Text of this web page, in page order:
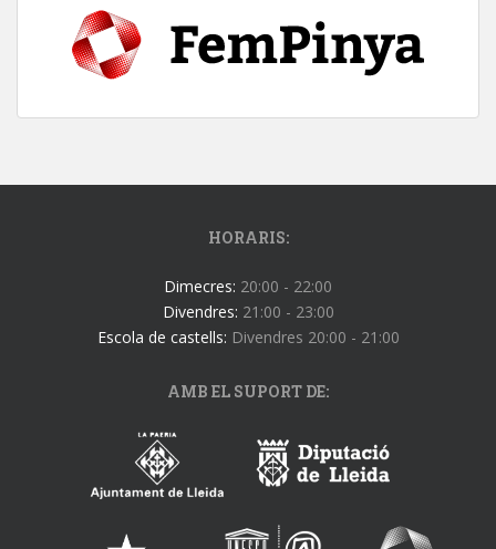
HORARIS:
Dimecres: 20:00 - 22:00
Divendres: 21:00 - 23:00
Escola de castells: Divendres 20:00 - 21:00
AMB EL SUPORT DE: